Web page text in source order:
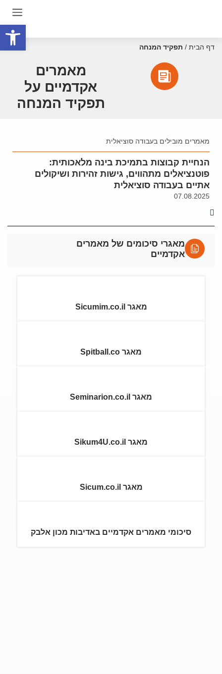
פתח
דף הבית / תפקיד המנחה
מאמרים
אקדמיים על
תפקיד המנחה
מאמרים מובילים בעבודה סוציאלית
הנחיית קבוצות בתמיכת בינה מלאכותית:
פוטנציאלים מתהווים, גישות זהירות ושיקולים
אתיים בעבודה סוציאלית
07.08.2025
מאגרי סיכומים של מאמרים
אקדמיים
מאגר Sicumim.co.il
מאגר Spitball.co
מאגר Seminarion.co.il
מאגר Sikum4U.co.il
מאגר Sicum.co.il
סיכומי מאמרים אקדמיים באדיבות מכון אלבק